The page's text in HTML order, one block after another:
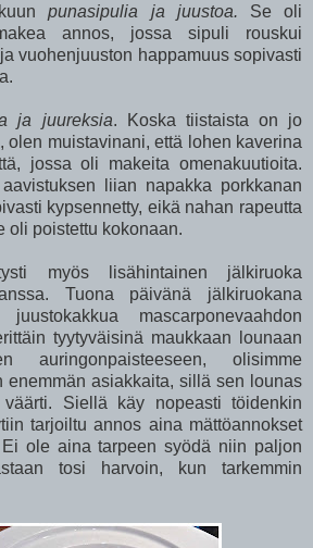
punasipulia ja juustoa. Se oli
annos, jossa sipuli rouskui
vuohenjuuston happamuus sopivasti
ja juureksia. Koska tiistaista on jo
olen muistavinani, että lohen kaverina
jossa oli makeita omenakuutioita.
liian napakka porkkanan
kypsennetty, eikä nahan rapeutta
oli poistettu kokonaan.
myös lisähintainen jälkiruoka
Tuona päivänä jälkiruokana
mascarponevaahdon
tyytyväisinä maukkaan lounaan
auringonpaisteeseen, olisimme
enemmän asiakkaita, sillä sen lounas
Siellä käy nopeasti töidenkin
tarjoiltu annos aina mättöannokset
ole aina tarpeen syödä niin paljon
tosi harvoin, kun tarkemmin